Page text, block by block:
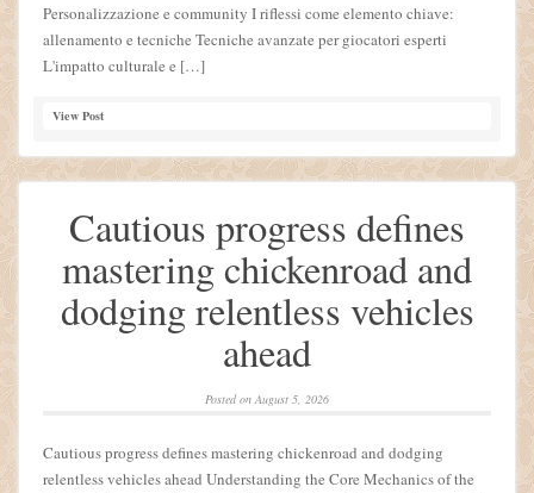
Personalizzazione e community I riflessi come elemento chiave:
allenamento e tecniche Tecniche avanzate per giocatori esperti
L'impatto culturale e […]
View Post
Cautious progress defines
mastering chickenroad and
dodging relentless vehicles
ahead
Posted on August 5, 2026
Cautious progress defines mastering chickenroad and dodging
relentless vehicles ahead Understanding the Core Mechanics of the